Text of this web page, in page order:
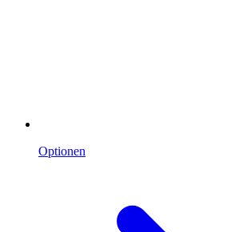
Optionen